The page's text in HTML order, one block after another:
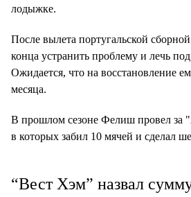
лодыжке.
После вылета португальской
конца устранить проблему и лечь
Ожидается, что на восстановление
месяца.
В прошлом сезоне Фелиш провел за
в которых забил 10 мячей и сделал
“Вест Хэм” назвал